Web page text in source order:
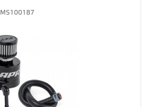
MS100187